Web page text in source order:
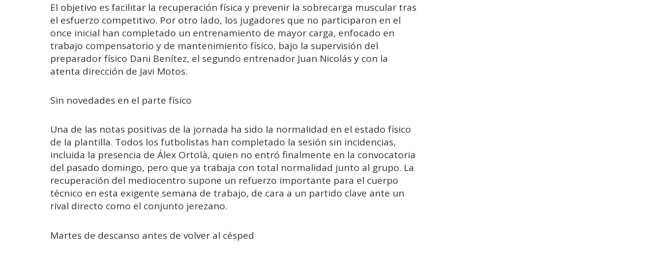
El objetivo es facilitar la recuperación física y prevenir la sobrecarga muscular tras
el esfuerzo competitivo. Por otro lado, los jugadores que no participaron en el
once inicial han completado un entrenamiento de mayor carga, enfocado en
trabajo compensatorio y de mantenimiento físico, bajo la supervisión del
preparador físico Dani Benítez, el segundo entrenador Juan Nicolás y con la
atenta dirección de Javi Motos.
Sin novedades en el parte físico
Una de las notas positivas de la jornada ha sido la normalidad en el estado físico
de la plantilla. Todos los futbolistas han completado la sesión sin incidencias,
incluida la presencia de Álex Ortolà, quien no entró finalmente en la convocatoria
del pasado domingo, pero que ya trabaja con total normalidad junto al grupo. La
recuperación del mediocentro supone un refuerzo importante para el cuerpo
técnico en esta exigente semana de trabajo, de cara a un partido clave ante un
rival directo como el conjunto jerezano.
Martes de descanso antes de volver al césped